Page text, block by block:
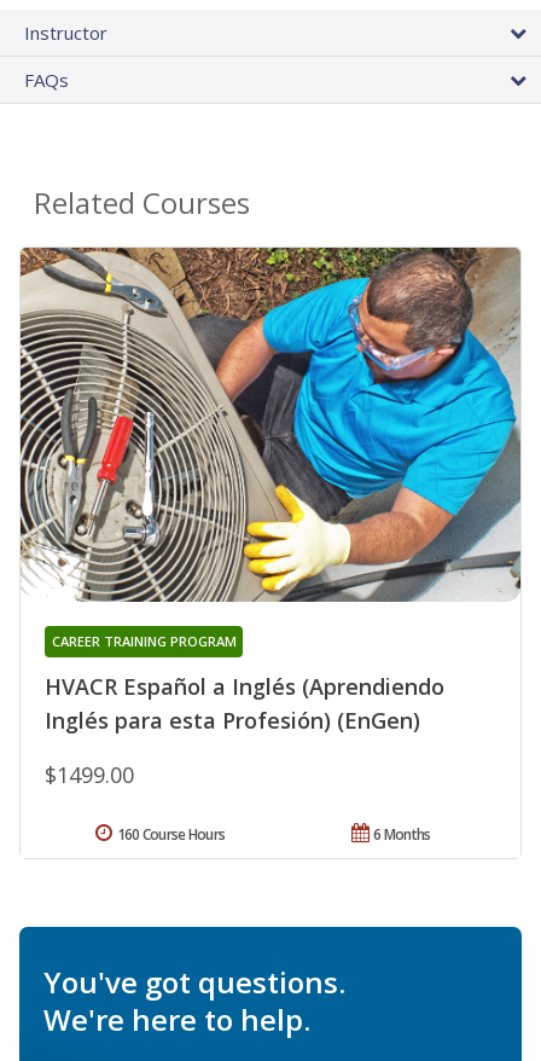
Instructor
FAQs
Related Courses
HVACR Español a Inglés (Aprendiendo
Inglés para esta Profesión) (EnGen)
CAREER TRAINING PROGRAM
$1499.00
6 Months
160 Course Hours
You've got questions.
We're here to help.